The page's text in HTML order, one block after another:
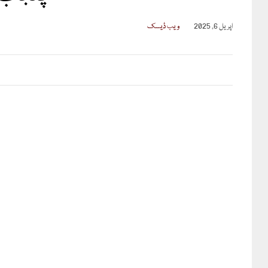
اپریل 6, 2025 ویب ڈیسک